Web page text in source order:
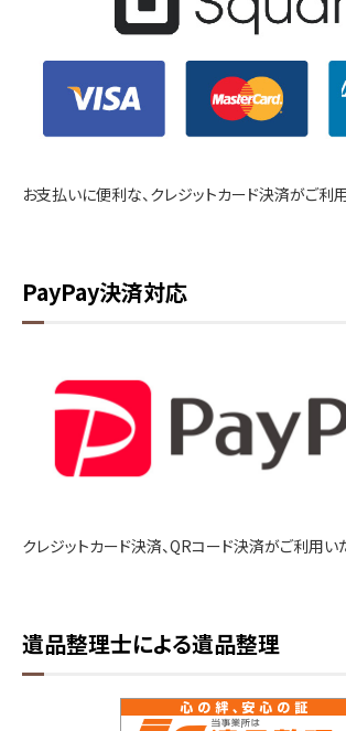
お支払いに便利な、クレジットカード決済がご利
PayPay決済対応
クレジットカード決済、QRコード決済がご利用い
遺品整理士による遺品整理